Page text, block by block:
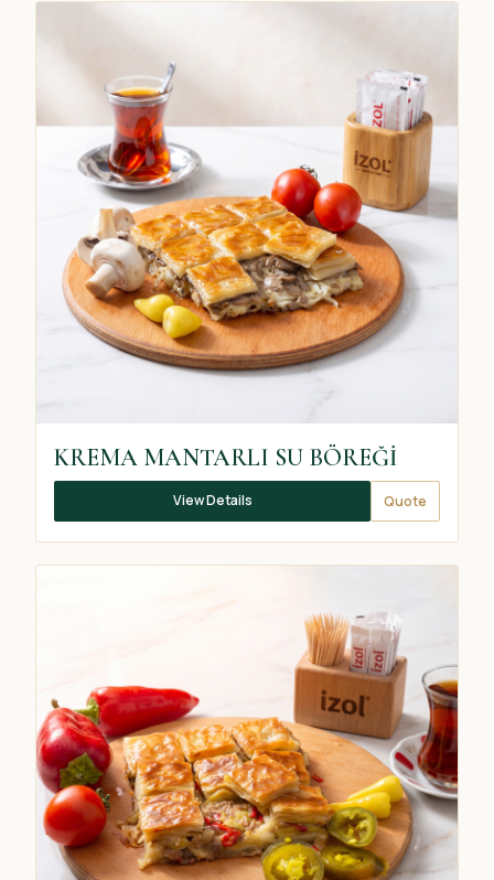
KREMA MANTARLI SU BÖREĞİ
View Details Quote